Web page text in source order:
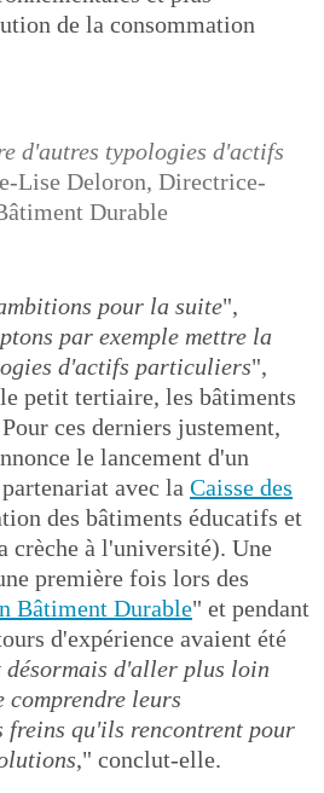
de la consommation
d'autres typologies d'actifs
Lise Deloron, Directrice-
Durable
pour la suite",
par exemple mettre la
d'actifs particuliers",
petit tertiaire, les bâtiments
ces derniers justement,
le lancement d'un
avec la Caisse des
des bâtiments éducatifs et
crèche à l'université). Une
première fois lors des
Bâtiment Durable" et pendant
d'expérience avaient été
désormais d'aller plus loin
comprendre leurs
freins qu'ils rencontrent pour
," conclut-elle.